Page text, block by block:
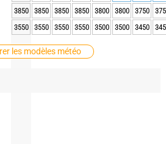
les modèles météo
3850
3850 3850 3850 3800 3800 3750
3550
3550 3550 3550 3500 3500 3450